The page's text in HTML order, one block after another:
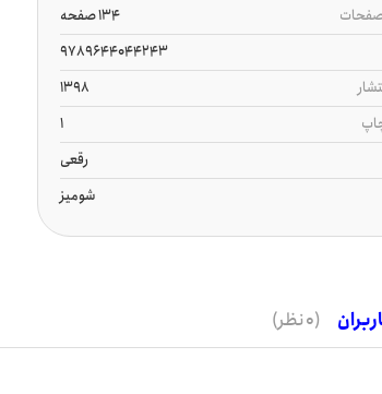
صفحات
134 صفحه
9789644044243
1398
1
رقعی
شومیز
(0 نظر)